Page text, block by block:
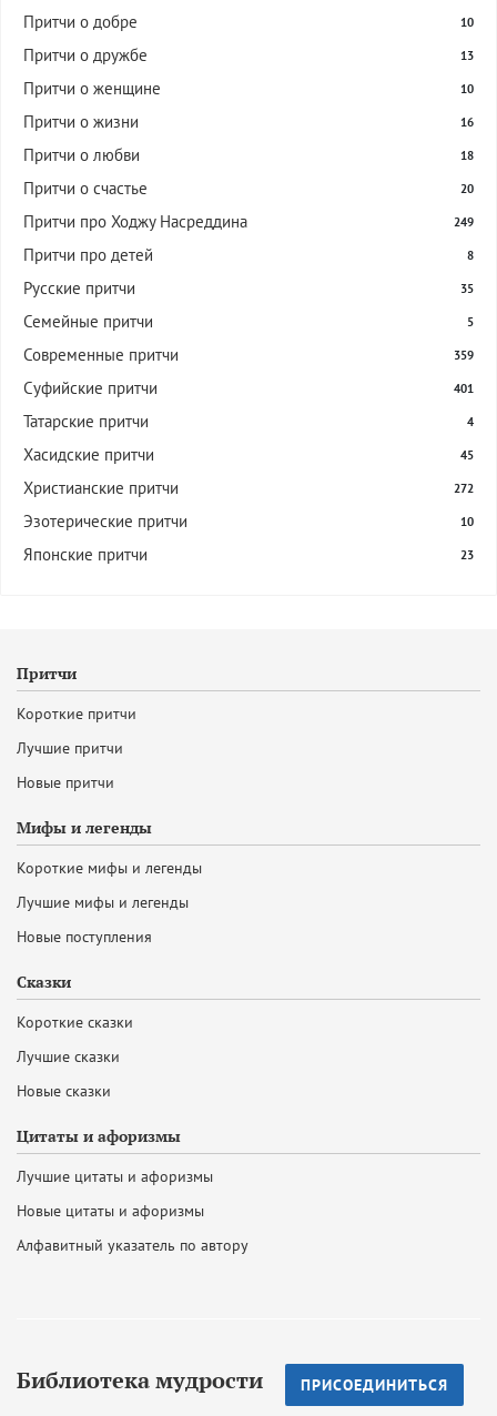
Притчи о добре 10
Притчи о дружбе 13
Притчи о женщине 10
Притчи о жизни 16
Притчи о любви 18
Притчи о счастье 20
Притчи про Ходжу Насреддина 249
Притчи про детей 8
Русские притчи 35
Семейные притчи 5
Современные притчи 359
Суфийские притчи 401
Татарские притчи 4
Хасидские притчи 45
Христианские притчи 272
Эзотерические притчи 10
Японские притчи 23
Притчи
Короткие притчи
Лучшие притчи
Новые притчи
Мифы и легенды
Короткие мифы и легенды
Лучшие мифы и легенды
Новые поступления
Сказки
Короткие сказки
Лучшие сказки
Новые сказки
Цитаты и афоризмы
Лучшие цитаты и афоризмы
Новые цитаты и афоризмы
Алфавитный указатель по автору
Библиотека мудрости ПРИСОЕДИНИТЬСЯ